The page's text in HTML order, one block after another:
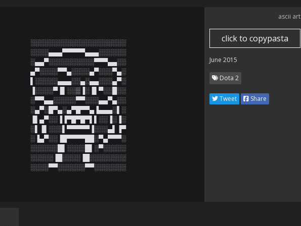
░░░░░░░░░░░░░░░░░░░░░
░░░░▄▄▄▀▀▀▀▀▄▄▄░░░░░░
░▄▄▀░░░░░░░░░░▀▀▀▄▄░░
▄▀░░░░▀▀▄░░░░▄▀░░░▀▄░
▌░░░░░▄▄▄░░▄░▄▄░░░▄▀░
▐░░░░▀▐▌░░▒▐░▐▌▀░░█░░
░▀▀▄▄░░░░░▀▀░░░▄▄▀▄░░
░▄▀░█▀▄░▄▀█▀▀▄▐▄▄▄░▌░
▐▌▄▀░░▐▐▀█▀█▀▌▌░░▐░▐░
░▌▐▌░░░▌▀▀▀▀▀▐░░░▄▌▐▀
░▐▄▀░░▐█▀▀▀▀██░▀▄▀▀▀░
░░░░░░█▌░░░░█▌░▀░░░░░
░░░░░▐█░░░░▐█░░░░░░░░
░░░░▀▀░░░░░░▀▀░░░░░░░
ascii art
click to copypasta
June 2015
Dota 2
Tweet Share